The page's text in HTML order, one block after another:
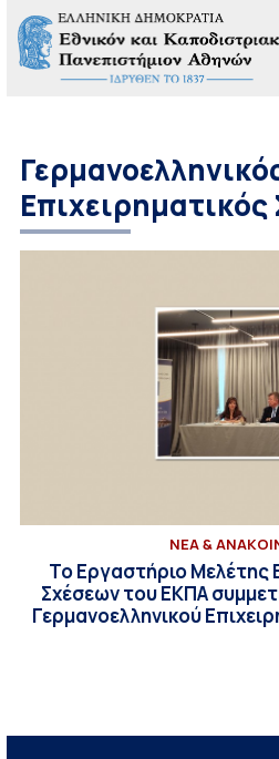
ΝΕΑ &
To Εργαστήριο Μελέτης
Σχέσεων του ΕΚΠΑ
Γερμανοελληνικού